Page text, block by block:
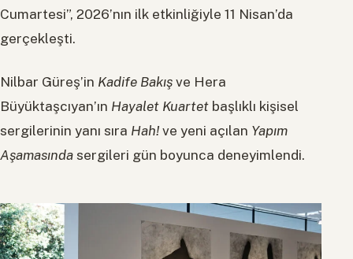
Cumartesi”, 2026’nın ilk etkinliğiyle 11 Nisan’da
gerçekleşti.
Nilbar Güreş’in Kadife Bakış ve Hera
Büyüktaşcıyan’ın Hayalet Kuartet başlıklı kişisel
sergilerinin yanı sıra Hah! ve yeni açılan Yapım
Aşamasında sergileri gün boyunca deneyimlendi.